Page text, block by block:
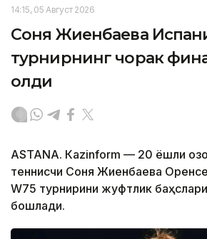
14:15, 05 Август 2026
Соня Жиенбаева
турнирнинг чорак
олди
ASTANА. Кazinform — 20 ёшли
теннисчи Соня Жиенбаева
W75 турнирини жуфтлик
бошлади.